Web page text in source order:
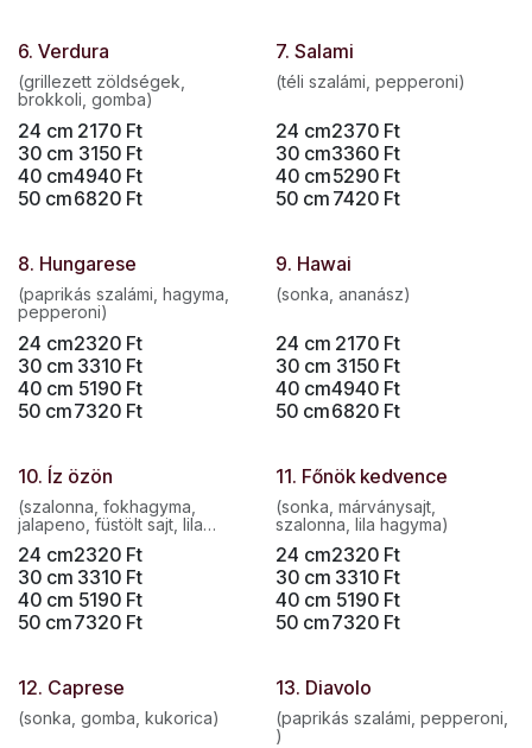
6. Verdura
(grillezett zöldségek,
brokkoli, gomba)
24 cm 2170 Ft
30 cm 3150 Ft
40 cm4940 Ft
50 cm6820 Ft
7. Salami
(téli szalámi, pepperoni)
24 cm2370Ft
30 cm3360Ft
40 cm5290Ft
50 cm 7420Ft
8. Hungarese
(paprikás szalámi, hagyma,
pepperoni)
24 cm2320 Ft
30 cm 3310 Ft
40 cm 5190 Ft
50 cm7320 Ft
9. Hawai
(sonka, ananász)
24 cm 2170Ft
30 cm 3150Ft
40 cm4940Ft
50 cm6820Ft
10. Íz özön
(szalonna, fokhagyma,
jalapeno, füstölt sajt, lila
24 cm2320 Ft
30 cm 3310 Ft
40 cm 5190 Ft
50 cm7320 Ft
11. Főnök kedvence
(sonka, márványsajt,
szalonna, lila hagyma)
24 cm2320Ft
30 cm 3310Ft
40 cm 5190Ft
50 cm7320Ft
12. Caprese
(sonka, gomba, kukorica)
13. Diavolo
(paprikás szalámi, pepperoni,
)